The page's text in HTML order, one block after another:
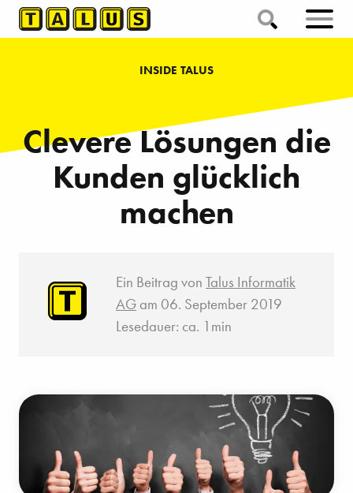
INSIDE TALUS
Clevere Lösungen die
Kunden glücklich
machen
Ein Beitrag von Talus Informatik
AG am 06. September 2019
Lesedauer: ca. 1min